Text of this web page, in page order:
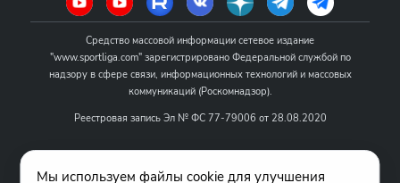
Средство массовой информации сетевое издание
"www.sportliga.com" зарегистрировано Федеральной службой по
надзору в сфере связи, информационных технологий и массовых
коммуникаций (Роскомнадзор).
Реестровая запись Эл № ФС 77-79006 от 28.08.2020
Мы используем файлы cookie для улучшения